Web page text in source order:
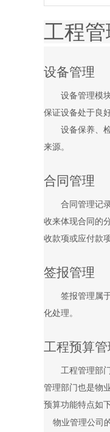
工程
设备管理
设备管理模
保证设备处于良
设备保养、
来源。
合同管理
合同管理记
收来体现合同的
收款项或应付款项
签报管理
签报管理属
化处理。
工程预算管
工程管理部
管理部门也是物
预算功能特点如
物业管理公司